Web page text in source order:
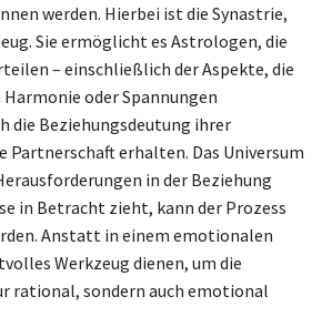
werden. Hierbei ist die Synastrie,
Sie ermöglicht es Astrologen, die
– einschließlich der Aspekte, die
oder Spannungen
die Beziehungsdeutung ihrer
Partnerschaft erhalten. Das Universum
in der Beziehung
in Betracht zieht, kann der Prozess
Anstatt in einem emotionalen
Werkzeug dienen, um die
rational, sondern auch emotional